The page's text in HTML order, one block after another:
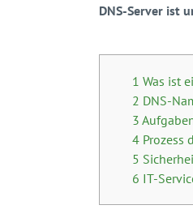
DNS-Server ist
1 Was ist
2 DNS-
3
4 Prozess
5
6 IT-